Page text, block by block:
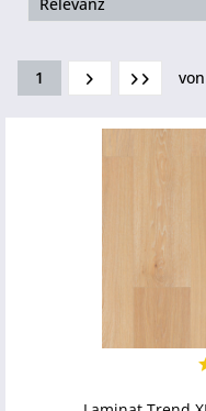
1 von